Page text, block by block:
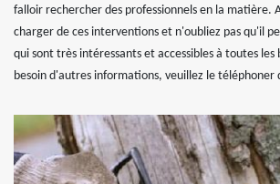
falloir rechercher des professionnels en la matière.
charger de ces interventions et n'oubliez pas qu'il
qui sont très intéressants et accessibles à toutes les
besoin d'autres informations, veuillez le téléphoner